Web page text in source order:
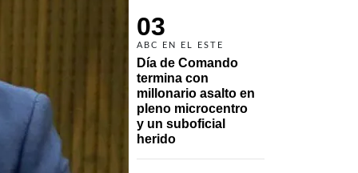
03
ABC EN EL ESTE
Día de Comando
termina con
millonario asalto en
pleno microcentro
y un suboficial
herido